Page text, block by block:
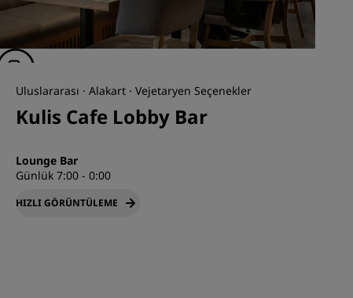
Uluslararası · Alakart · Vejetaryen Seçenekler
Kulis Cafe Lobby Bar
Lounge Bar
Günlük 7:00 - 0:00
HIZLI GÖRÜNTÜLEME